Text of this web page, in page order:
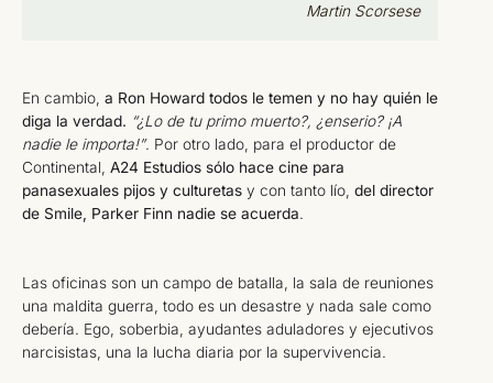
Martin Scorsese
En cambio, a Ron Howard todos le temen y no hay quién le
diga la verdad. “¿Lo de tu primo muerto?, ¿enserio? ¡A
nadie le importa!”. Por otro lado, para el productor de
Continental, A24 Estudios sólo hace cine para
panasexuales pijos y culturetas y con tanto lío, del director
de Smile, Parker Finn nadie se acuerda.
Las oficinas son un campo de batalla, la sala de reuniones
una maldita guerra, todo es un desastre y nada sale como
debería. Ego, soberbia, ayudantes aduladores y ejecutivos
narcisistas, una la lucha diaria por la supervivencia.